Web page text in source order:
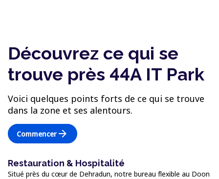
Découvrez ce qui se
trouve près 44A IT Park
Voici quelques points forts de ce qui se trouve
dans la zone et ses alentours.
Commencerarrow_forward
Restauration & Hospitalité
Situé près du cœur de Dehradun, notre bureau flexible au Doon